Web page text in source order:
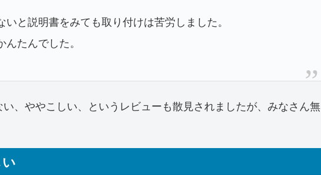
と説明書をみても取り付けは苦労しました。
たんでした。
、ややこしい、というレビューも散見されましたが、みなさん無